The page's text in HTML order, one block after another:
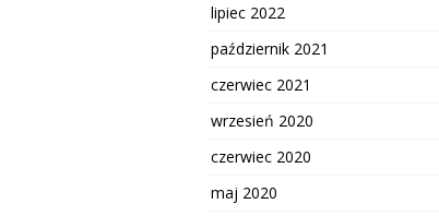
lipiec 2022
październik 2021
czerwiec 2021
wrzesień 2020
czerwiec 2020
maj 2020